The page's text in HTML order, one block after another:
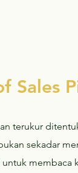
Sales
terukur
sekadar
membaca